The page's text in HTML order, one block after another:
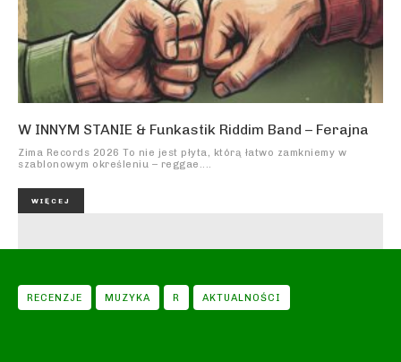
W INNYM STANIE & Funkastik Riddim Band – Ferajna
Zima Records 2026 To nie jest płyta, którą łatwo zamkniemy w
szablonowym określeniu – reggae....
WIĘCEJ
RECENZJE MUZYKA R AKTUALNOŚCI